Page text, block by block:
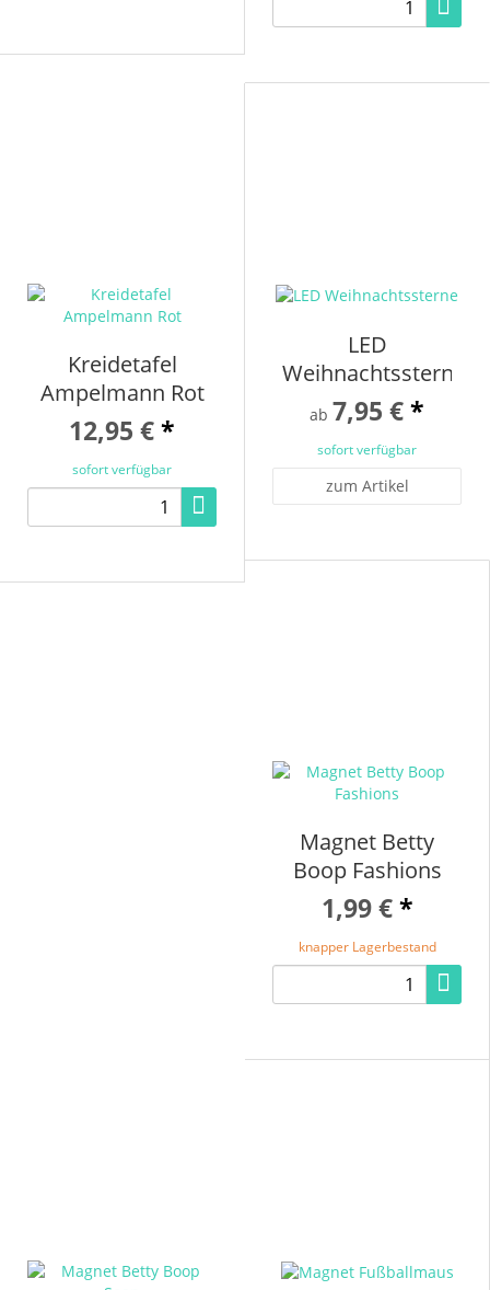
Kreidetafel
Ampelmann Rot
12,95 €*
sofort verfügbar
LED
Weihnachtssterne
ab 7,95 €*
sofort verfügbar
zum Artikel
Magnet Betty
Boop Fashions
1,99 € *
knapper Lagerbestand